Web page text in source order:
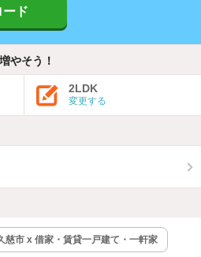
ード
やそう！
2LDK
変更する
慈市 x 借家・賃貸一戸建て・一軒家